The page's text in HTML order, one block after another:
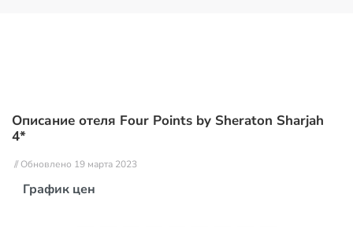
Описание отеля Four Points by Sheraton Sharjah
4*
// Обновлено 19 марта 2023
График цен